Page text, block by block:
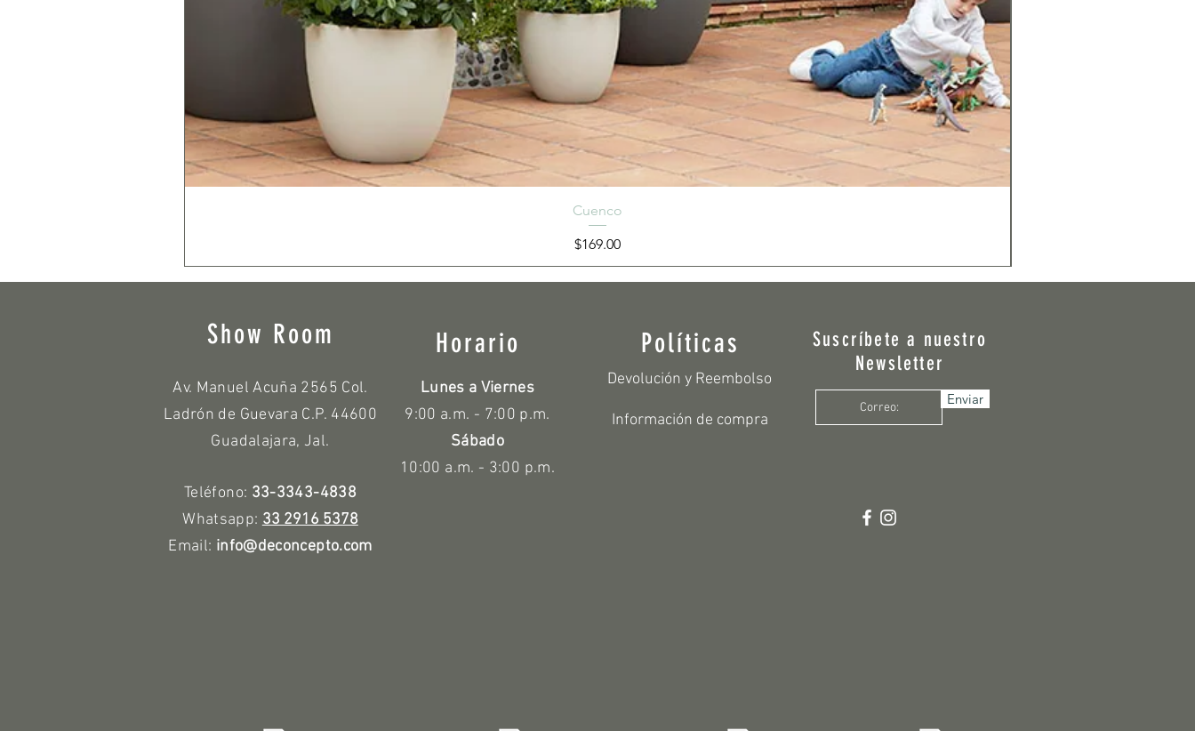
Cuenco
Precio
$169.00
Show Room
Av. Manuel Acuña 2565 Col.
Ladrón de Guevara C.P. 44600
Guadalajara, Jal.
Teléfono: 33-3343-4838
Whatsapp:33 2916 5378
Email: info@deconcepto.com
Lunes a Viernes
9:00 a.m. - 7:00 p.m.
Sábado
10:00 a.m. - 3:00 p.m.
Horario
Devolución y Reembolso
Información de compra
Políticas
Enviar
Suscríbete a nuestro
Newsletter